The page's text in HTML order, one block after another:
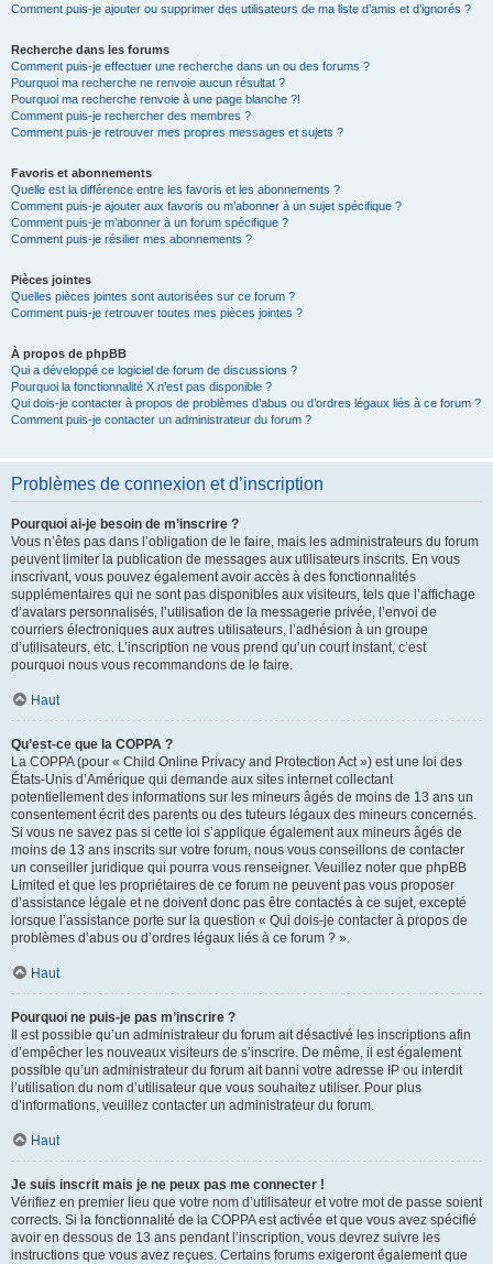
Comment puis-je ajouter ou supprimer des utilisateurs de ma liste d’amis et d’ignorés ?
Recherche dans les forums
Comment puis-je effectuer une recherche dans un ou des forums ?
Pourquoi ma recherche ne renvoie aucun résultat ?
Pourquoi ma recherche renvoie à une page blanche ?!
Comment puis-je rechercher des membres ?
Comment puis-je retrouver mes propres messages et sujets ?
Favoris et abonnements
Quelle est la différence entre les favoris et les abonnements ?
Comment puis-je ajouter aux favoris ou m’abonner à un sujet spécifique ?
Comment puis-je m’abonner à un forum spécifique ?
Comment puis-je résilier mes abonnements ?
Pièces jointes
Quelles pièces jointes sont autorisées sur ce forum ?
Comment puis-je retrouver toutes mes pièces jointes ?
À propos de phpBB
Qui a développé ce logiciel de forum de discussions ?
Pourquoi la fonctionnalité X n’est pas disponible ?
Qui dois-je contacter à propos de problèmes d’abus ou d’ordres légaux liés à ce forum ?
Comment puis-je contacter un administrateur du forum ?
Problèmes de connexion et d’inscription
Pourquoi ai-je besoin de m’inscrire ?
Vous n’êtes pas dans l’obligation de le faire, mais les administrateurs du forum
peuvent limiter la publication de messages aux utilisateurs inscrits. En vous
inscrivant, vous pouvez également avoir accès à des fonctionnalités
supplémentaires qui ne sont pas disponibles aux visiteurs, tels que l’affichage
d’avatars personnalisés, l’utilisation de la messagerie privée, l’envoi de
courriers électroniques aux autres utilisateurs, l’adhésion à un groupe
d’utilisateurs, etc. L’inscription ne vous prend qu’un court instant, c’est
pourquoi nous vous recommandons de le faire.
Haut
Qu’est-ce que la COPPA ?
La COPPA (pour « Child Online Privacy and Protection Act ») est une loi des
États-Unis d’Amérique qui demande aux sites internet collectant
potentiellement des informations sur les mineurs âgés de moins de 13 ans un
consentement écrit des parents ou des tuteurs légaux des mineurs concernés.
Si vous ne savez pas si cette loi s’applique également aux mineurs âgés de
moins de 13 ans inscrits sur votre forum, nous vous conseillons de contacter
un conseiller juridique qui pourra vous renseigner. Veuillez noter que phpBB
Limited et que les propriétaires de ce forum ne peuvent pas vous proposer
d’assistance légale et ne doivent donc pas être contactés à ce sujet, excepté
lorsque l’assistance porte sur la question « Qui dois-je contacter à propos de
problèmes d’abus ou d’ordres légaux liés à ce forum ? ».
Haut
Pourquoi ne puis-je pas m’inscrire ?
Il est possible qu’un administrateur du forum ait désactivé les inscriptions afin
d’empêcher les nouveaux visiteurs de s’inscrire. De même, il est également
possible qu’un administrateur du forum ait banni votre adresse IP ou interdit
l’utilisation du nom d’utilisateur que vous souhaitez utiliser. Pour plus
d’informations, veuillez contacter un administrateur du forum.
Haut
Je suis inscrit mais je ne peux pas me connecter !
Vérifiez en premier lieu que votre nom d’utilisateur et votre mot de passe soient
corrects. Si la fonctionnalité de la COPPA est activée et que vous avez spécifié
avoir en dessous de 13 ans pendant l’inscription, vous devrez suivre les
instructions que vous avez reçues. Certains forums exigeront également que